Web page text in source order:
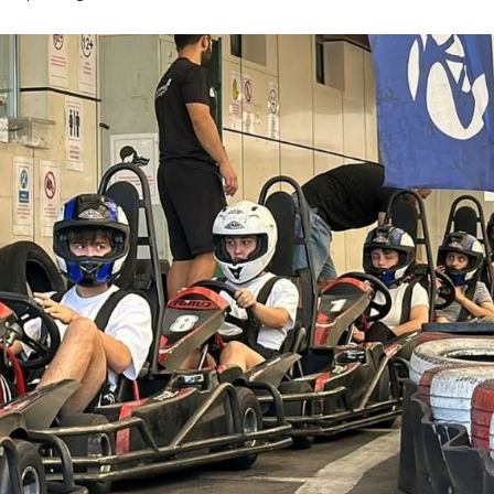
Beykoz’da şehit taksicinin
adını taşıyan durağa İBB
zulmü!